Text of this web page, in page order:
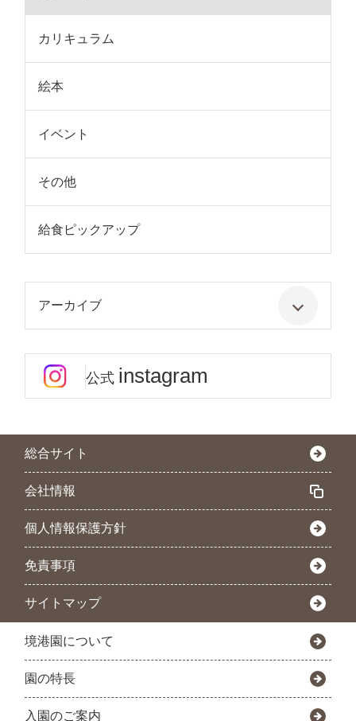
カリキュラム
絵本
イベント
その他
給食ピックアップ
アーカイブ
公式 instagram
総合サイト
会社情報
個人情報保護方針
免責事項
サイトマップ
境港園について
園の特長
入園のご案内